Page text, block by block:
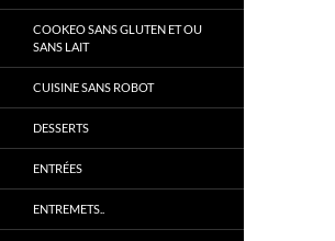
COOKEO SANS GLUTEN ET OU
SANS LAIT
CUISINE SANS ROBOT
DESSERTS
ENTRÉES
ENTREMETS..